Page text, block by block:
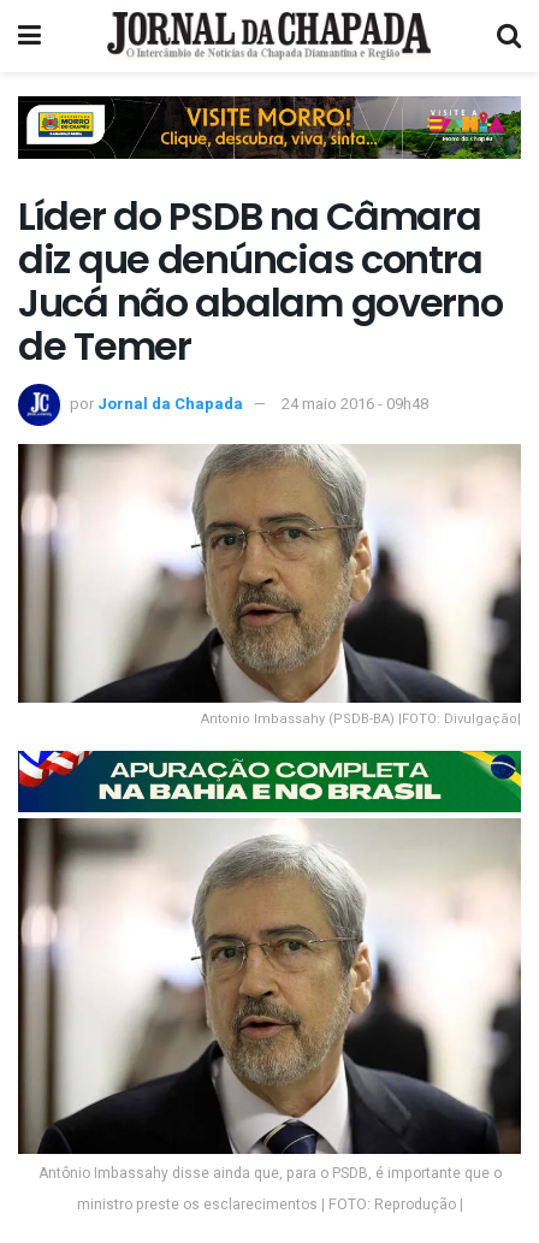
Líder do PSDB na Câmara
diz que denúncias contra
Jucá não abalam governo
de Temer
por Jornal da Chapada 24 maio 2016 - 09h48
Antonio Imbassahy (PSDB-BA) |FOTO: Divulgação|
Antônio Imbassahy disse ainda que, para o PSDB, é importante que o
ministro preste os esclarecimentos | FOTO: Reprodução |